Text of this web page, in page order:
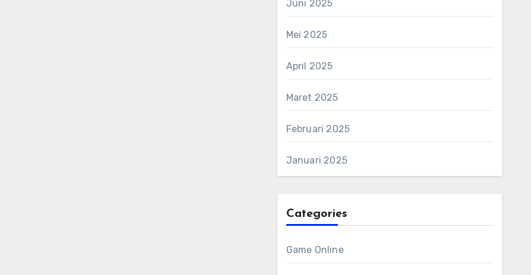
Juni 2025
Mei 2025
April 2025
Maret 2025
Februari 2025
Januari 2025
Categories
Game Online